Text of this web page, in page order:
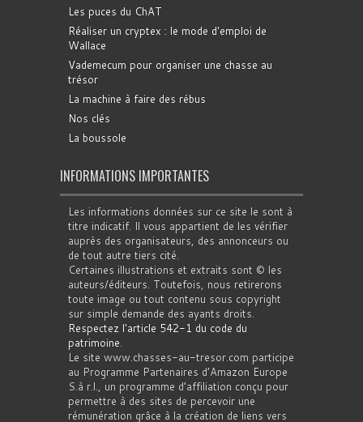
Les puces du ChAT
Réaliser un cryptex : le mode d'emploi de
Wallace
Vademecum pour organiser une chasse au
trésor
La machine à faire des rébus
Nos clés
La boussole
INFORMATIONS IMPORTANTES
Les informations données sur ce site le sont à
titre indicatif. Il vous appartient de les vérifier
auprès des organisateurs, des annonceurs ou
de tout autre tiers cité.
Certaines illustrations et extraits sont © les
auteurs/éditeurs. Toutefois, nous retirerons
toute image ou tout contenu sous copyright
sur simple demande des ayants droits.
Respectez l'article 542-1 du code du
patrimoine.
Le site www.chasses-au-tresor.com participe
au Programme Partenaires d’Amazon Europe
S.à r.l., un programme d’affiliation conçu pour
permettre à des sites de percevoir une
rémunération grâce à la création de liens vers